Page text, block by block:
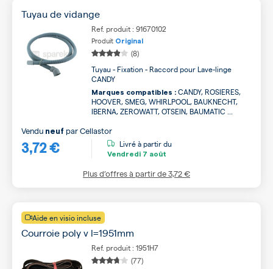
Tuyau de vidange
Ref. produit : 91670102
Produit Original
(8)
Tuyau - Fixation - Raccord pour Lave-linge
CANDY
Marques compatibles : CANDY, ROSIERES,
HOOVER, SMEG, WHIRLPOOL, BAUKNECHT,
IBERNA, ZEROWATT, OTSEIN, BAUMATIC ...
3,72 €
Vendu neuf parCellastor
Livré à partir du
Vendredi 7 août
Plus d’offres à partir de3,72 €
Aide en visio incluse
Courroie poly v l=1951mm
Ref. produit : 1951H7
(77)